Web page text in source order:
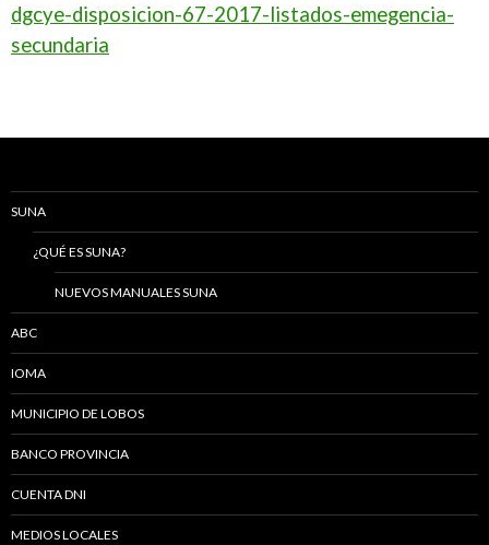
dgcye-disposicion-67-2017-listados-emegencia-
secundaria
SUNA
¿QUÉ ES SUNA?
NUEVOS MANUALES SUNA
ABC
IOMA
MUNICIPIO DE LOBOS
BANCO PROVINCIA
CUENTA DNI
MEDIOS LOCALES